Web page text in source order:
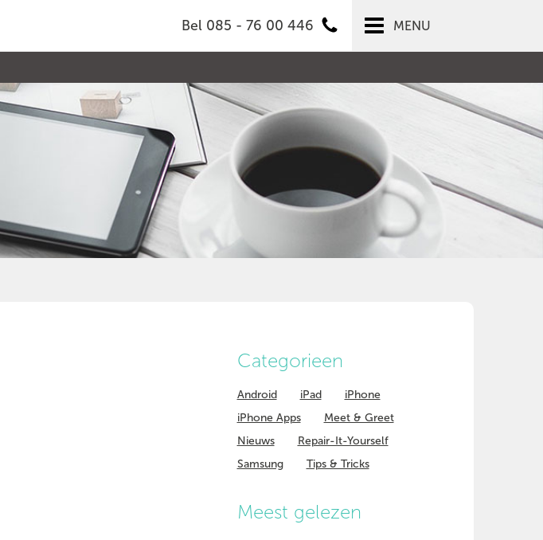
Bel 085 - 76 00 446 MENU
Categorieen
Android iPad
iPhone
iPhone Apps
Meet & Greet
Nieuws
Repair-It-Yourself
Samsung
Tips & Tricks
Meest gelezen